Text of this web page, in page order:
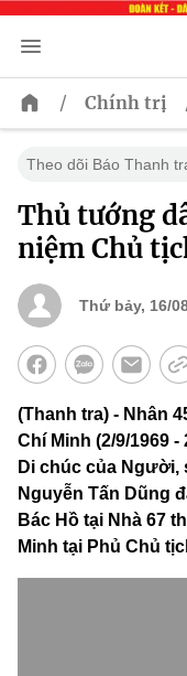
/ Chính trị
Theo dõi Báo Thanh
Thủ tướng
niệm Chủ
Thứ bảy, 16/
(Thanh tra) - Nhân
Chí Minh (2/9/1969
Di chúc của Người,
Nguyễn Tấn Dũng
Bác Hồ tại Nhà 67
Minh tại Phủ Chủ